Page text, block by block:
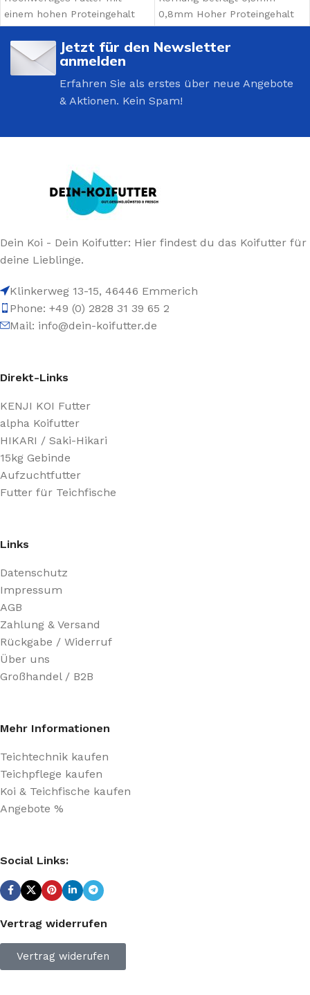
einem hohen Proteingehalt
Die Körnung beträgt: 1,2 -
2,2mm
0,8mm Hoher Proteingehalt
für die Fütterung von den
ersten Tagen an
Jetzt für den Newsletter
anmelden
Erfahren Sie als erstes über neue Angebote
& Aktionen. Kein Spam!
Dein Koi - Dein Koifutter: Hier findest du das Koifutter für
deine Lieblinge.
Klinkerweg 13-15, 46446 Emmerich
Phone: +49 (0) 2828 31 39 65 2
Mail: info@dein-koifutter.de
Direkt-Links
KENJI KOI Futter
alpha Koifutter
HIKARI / Saki-Hikari
15kg Gebinde
Aufzuchtfutter
Futter für Teichfische
Links
Datenschutz
Impressum
AGB
Zahlung & Versand
Rückgabe / Widerruf
Über uns
Großhandel / B2B
Mehr Informationen
Teichtechnik kaufen
Teichpflege kaufen
Koi & Teichfische kaufen
Angebote %
Social Links:
Vertrag widerrufen
Vertrag widerufen